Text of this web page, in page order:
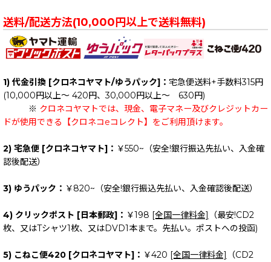
送料/配送方法(10,000円以上で送料無料)
1) 代金引換 [クロネコヤマト/ゆうパック]： 宅急便送料+手数料315円
(10,000円以上～ 420円、30,000円以上～ 630円)
※ クロネコヤマトでは、現金、電子マネー及びクレジットカー
ドが使用できる【クロネコeコレクト】をご利用頂けます。
2) 宅急便 [クロネコヤマト]： ￥550~（安全!銀行振込先払い、入金確
認後配送）
3) ゆうパック： ￥820~（安全!銀行振込先払い、入金確認後配送）
4) クリックポスト [日本郵政]： ￥198 [全国一律料金]
（最安!CD2
枚、又はTシャツ1枚、又はDVD1本まで。先払い。ポストへの投函)
5) こねこ便420 [クロネコヤマト]： ￥420 [全国一律料金]
（CD2